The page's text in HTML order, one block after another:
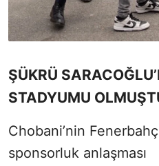
ŞÜKRÜ
STADYUMU
Chobani’nin
sponsorluk anlaşması